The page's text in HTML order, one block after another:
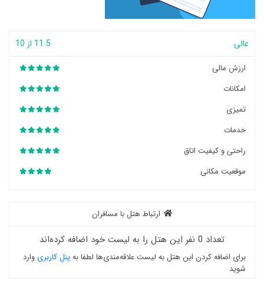
عالی 11.5 از 10
ارزش مالی
امکانات
تمیزی
خدمات
راحتی و کیفیت اتاق
موقعیت مکانی
ارتباط هتل با مسافران
تعداد 0 نفر این هتل را به لیست خود اضافه کرده‌اند
برای اضافه کردن این هتل به لیست علاقه‌مندی‌ها لطفا بهپنل کاربری وارد
شوید